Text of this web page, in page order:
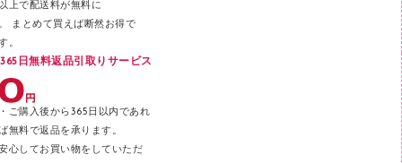
はさみ
テープカッター
その他文具
上で配送料が無料に
まとめて買えば断然お得で
。
365日無料返品引取りサービス
ご購入後から365日以内であれ
無料で返品を承ります。
心してお買い物をしていただ